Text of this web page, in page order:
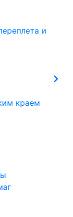
и
краем